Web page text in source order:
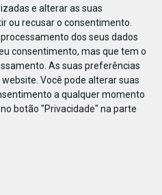
e alterar as suas
ou recusar o consentimento.
dos seus dados
consentimento, mas que tem o
As suas preferências
Você pode alterar suas
a qualquer momento
botão "Privacidade" na parte